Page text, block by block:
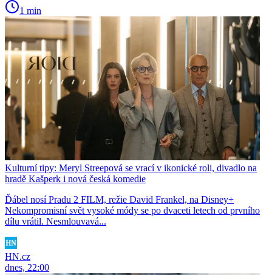
1 min
Kulturní tipy: Meryl Streepová se vrací v ikonické roli, divadlo na
hradě Kašperk i nová česká komedie
Ďábel nosí Pradu 2 FILM, režie David Frankel, na Disney+
Nekompromisní svět vysoké módy se po dvaceti letech od prvního
dílu vrátil. Nesmlouvavá...
HN.cz
dnes, 22:00